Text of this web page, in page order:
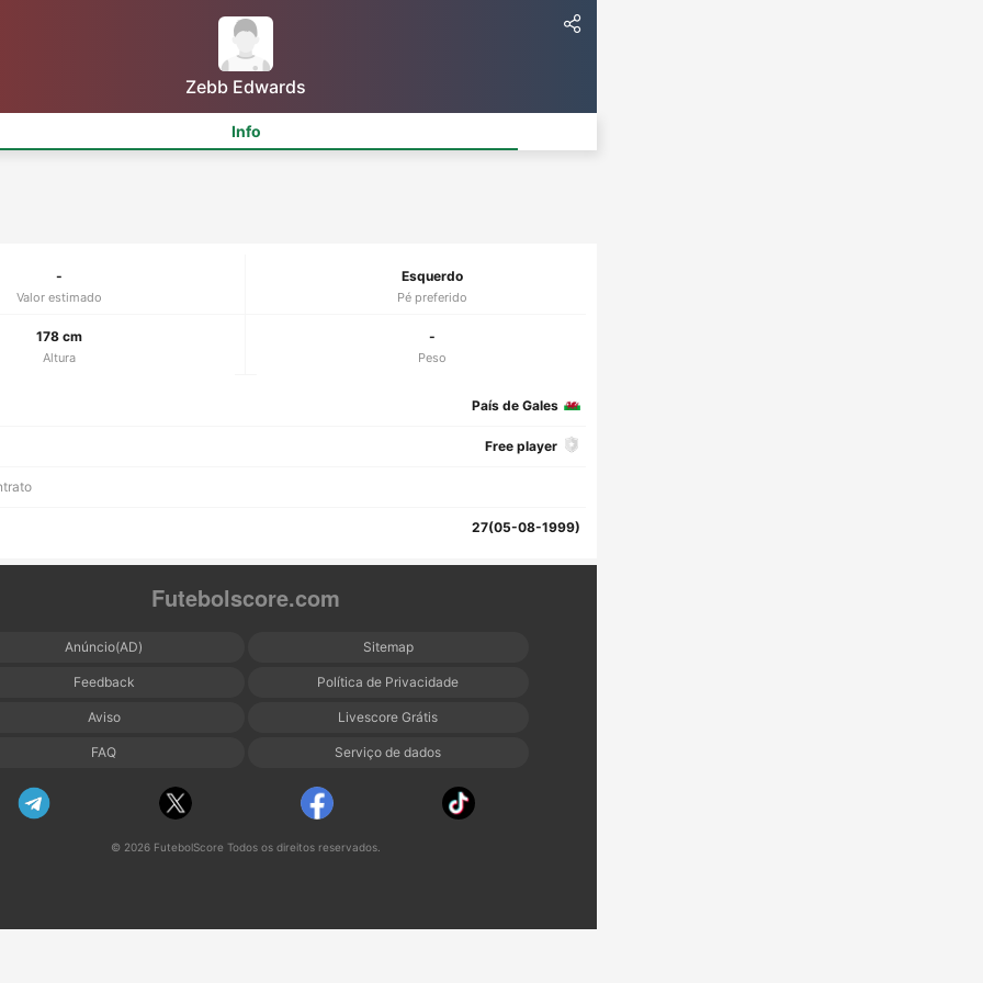
Zebb Edwards
Info
-
Valor estimado
Esquerdo
Pé preferido
178 cm
Altura
-
Peso
País de Gales
Free player
27(05-08-1999)
Futebolscore.com
Anúncio(AD) Sitemap
Feedback Política de Privacidade
Aviso Livescore Grátis
FAQ Serviço de dados
© 2026 FutebolScore Todos os direitos reservados.